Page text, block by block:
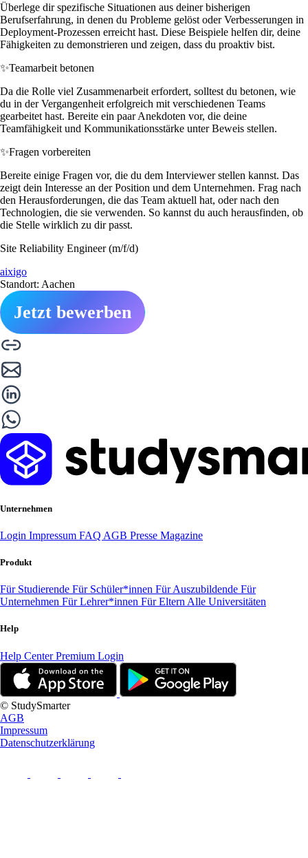
Überlege dir spezifische Situationen aus deiner bisherigen
Berufserfahrung, in denen du Probleme gelöst oder Verbesserungen in
Deployment-Prozessen erreicht hast. Diese Beispiele helfen dir, deine
Fähigkeiten zu demonstrieren und zeigen, dass du proaktiv bist.
✨Teamarbeit betonen
Da die Rolle viel Zusammenarbeit erfordert, solltest du betonen, wie
du in der Vergangenheit erfolgreich mit verschiedenen Teams
gearbeitet hast. Bereite ein paar Anekdoten vor, die deine
Teamfähigkeit und Kommunikationsstärke unter Beweis stellen.
✨Fragen vorbereiten
Bereite einige Fragen vor, die du dem Interviewer stellen kannst. Das
zeigt dein Interesse an der Position und dem Unternehmen. Frag nach
den Herausforderungen, die das Team aktuell hat, oder nach den
Technologien, die sie verwenden. So kannst du auch herausfinden, ob
die Stelle wirklich zu dir passt.
Site Reliability Engineer (m/f/d)
aixigo
Standort: Aachen
Jetzt bewerben
Unternehmen
Login Impressum FAQ AGB Presse Magazine
Produkt
Für Studierende Für Schüler*innen Für Auszubildende Für
Unternehmen Für Lehrer*innen Für Eltern Alle Universitäten
Help
Help CenterPremium Login
© StudySmarter
AGB
Impressum
Datenschutzerklärung